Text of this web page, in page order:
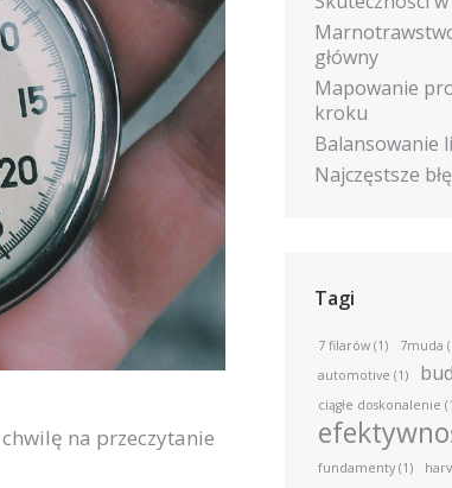
na przeczytanie
główny
Mapowanie
kroku
Balansowanie
Najczęstsze
Tagi
7 filarów (1) 7muda
automotive (1)
ciągłe doskonalenie
fundamenty (1)